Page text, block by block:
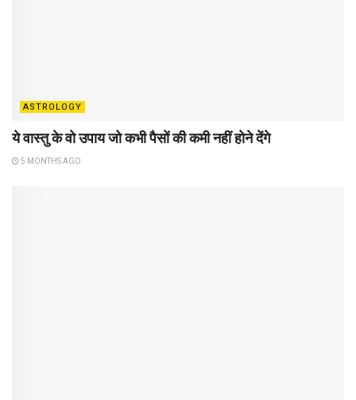
ASTROLOGY
ये वास्तु के वो उपाय जो कभी पैसों की कमी नहीं होने देंगे
5 MONTHS AGO